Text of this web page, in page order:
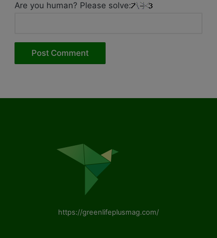
Are you human? Please solve:
https://greenlifeplusmag.com/